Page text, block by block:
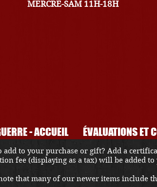
MERCRE-SAM 11H-18H
- ACCUEIL ÉVALUATIONS ET
add to your purchase or gift? Add a
fee (displaying as a tax) will be added
that many of our newer items include